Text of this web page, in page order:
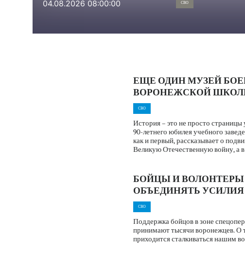
04.08.2026 08:00:00 СВО
ЕЩЕ ОДИН МУЗЕЙ
ВОРОНЕЖСКОЙ
СВО
История – это не просто
90-летнего юбилея учебного
как и первый, рассказывает о
Великую Отечественную войну, а
БОЙЦЫ И
ОБЪЕДИНЯТЬ
СВО
Поддержка бойцов в зоне
принимают тысячи воронежцев. О
приходится сталкиваться нашим